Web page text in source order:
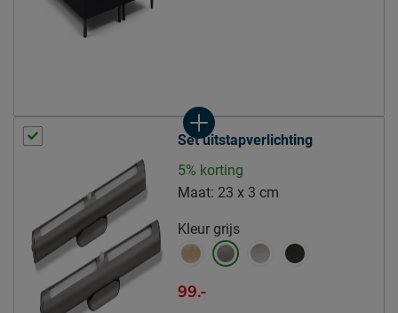
Aantal veren per m2
matrassen
Matrassen (value)
geen zones
Hardheid Matrassen
Modelnaam topper
Lowen
Kern topper
polyether
Materiaal tijk topper
Set uitstapverlichting
5% korting
Maat: 23 x 3 cm
Kleur grijs
99.-